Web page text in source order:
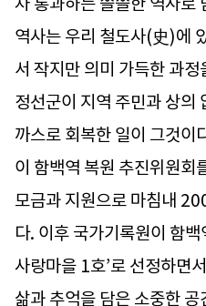
역사는 우리 철도사(史)에
서 작지만 의미 가득한 과
정선군이 지역 주민과 상의
까스로 회복한 일이 그것이
이 함백역 복원 추진위원회
모금과 지원으로 마침내
다. 이후 국가기록원이 함
사랑마을 1호’로 선정하면
삶과 추억을 담은 소중한